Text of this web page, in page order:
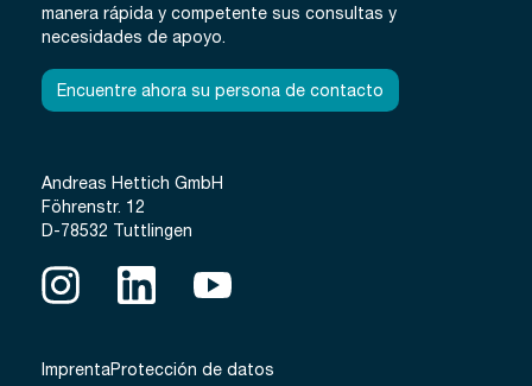
manera rápida y competente sus consultas y
necesidades de apoyo.
Encuentre ahora su persona de contacto
Andreas Hettich GmbH
Föhrenstr. 12
D-78532 Tuttlingen
ImprentaProtección de datos